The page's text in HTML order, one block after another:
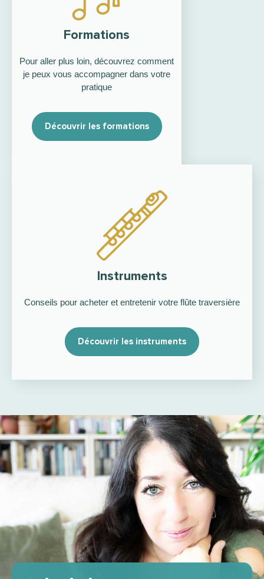
Formations
Pour aller plus loin, découvrez comment
je peux vous accompagner dans votre
pratique
Découvrir les formations
Instruments
Conseils pour acheter et entretenir votre flûte traversière
Découvrir les instruments